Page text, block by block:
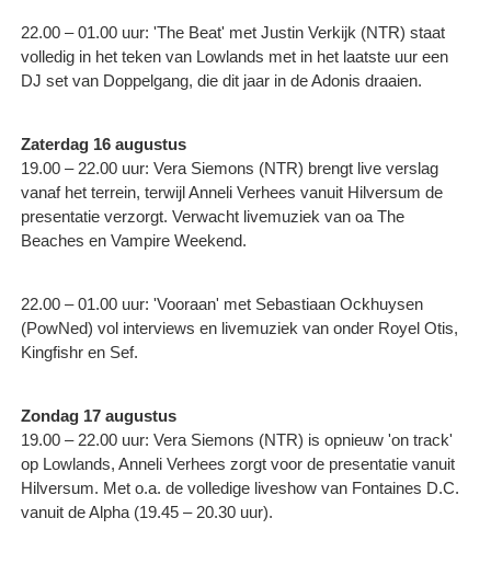
22.00 – 01.00 uur: 'The Beat' met Justin Verkijk (NTR) staat
volledig in het teken van Lowlands met in het laatste uur een
DJ set van Doppelgang, die dit jaar in de Adonis draaien.
Zaterdag 16 augustus
19.00 – 22.00 uur: Vera Siemons (NTR) brengt live verslag
vanaf het terrein, terwijl Anneli Verhees vanuit Hilversum de
presentatie verzorgt. Verwacht livemuziek van oa The
Beaches en Vampire Weekend.
22.00 – 01.00 uur: 'Vooraan' met Sebastiaan Ockhuysen
(PowNed) vol interviews en livemuziek van onder Royel Otis,
Kingfishr en Sef.
Zondag 17 augustus
19.00 – 22.00 uur: Vera Siemons (NTR) is opnieuw 'on track'
op Lowlands, Anneli Verhees zorgt voor de presentatie vanuit
Hilversum. Met o.a. de volledige liveshow van Fontaines D.C.
vanuit de Alpha (19.45 – 20.30 uur).